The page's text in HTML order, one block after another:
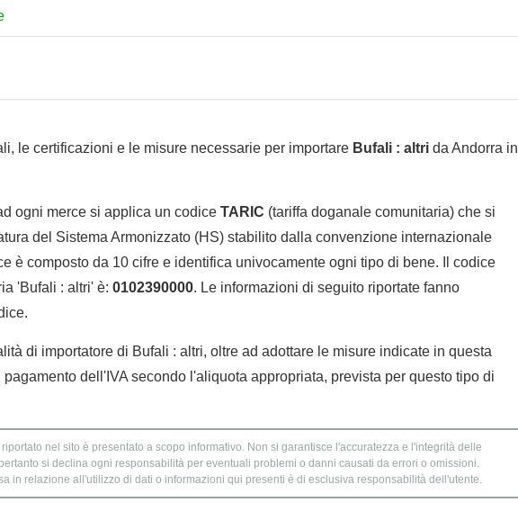
le certificazioni e le misure necessarie per importare Bufali : altri da Andorra in
ogni merce si applica un codice TARIC (tariffa doganale comunitaria) che si
del Sistema Armonizzato (HS) stabilito dalla convenzione internazionale
è composto da 10 cifre e identifica univocamente ogni tipo di bene. Il codice
'Bufali : altri' è: 0102390000. Le informazioni di seguito riportate fanno
di importatore di Bufali : altri, oltre ad adottare le misure indicate in questa
dell'IVA secondo l'aliquota appropriata, prevista per questo tipo di
nel sito è presentato a scopo informativo. Non si garantisce l'accuratezza e l'integrità delle
si declina ogni responsabilità per eventuali problemi o danni causati da errori o omissioni.
in relazione all'utilizzo di dati o informazioni qui presenti è di esclusiva responsabilità dell'utente.